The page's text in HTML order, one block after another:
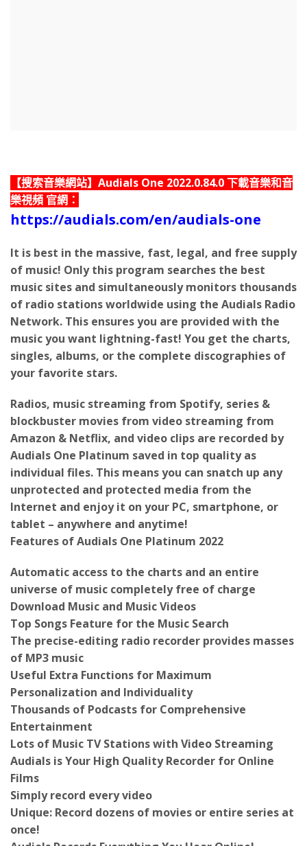
【搜索音樂網站】Audials One 2022.0.84.0 下載音樂和音
樂視頻 官網：
https://audials.com/en/audials-one
of music! Only this program searches the best
music sites and simultaneously monitors thousands
of radio stations worldwide using the Audials Radio
Network. This ensures you are provided with the
music you want lightning-fast! You get the charts,
singles, albums, or the complete discographies of
your favorite stars.
blockbuster movies from video streaming from
Amazon & Netflix, and video clips are recorded by
Audials One Platinum saved in top quality as
individual files. This means you can snatch up any
unprotected and protected media from the
Internet and enjoy it on your PC, smartphone, or
tablet – anywhere and anytime!
Features of Audials One Platinum 2022
universe of music completely free of charge
Download Music and Music Videos
Top Songs Feature for the Music Search
The precise-editing radio recorder provides masses
of MP3 music
Useful Extra Functions for Maximum
Personalization and Individuality
Thousands of Podcasts for Comprehensive
Entertainment
Lots of Music TV Stations with Video Streaming
Audials is Your High Quality Recorder for Online
Films
Simply record every video
Unique: Record dozens of movies or entire series at
once!
Audials Records Everything You Hear Online!